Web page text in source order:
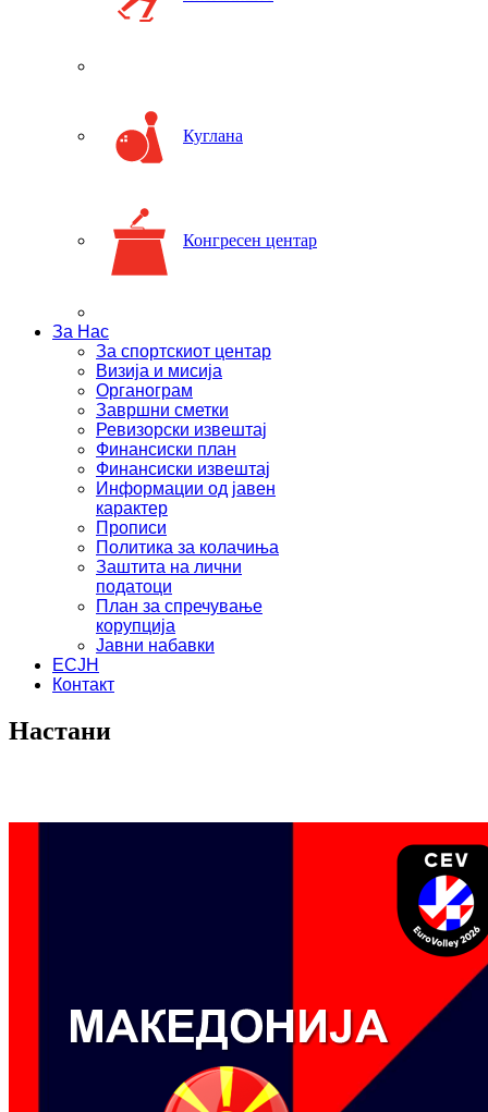
Куглана
Конгресен центар
За Нас
За спортскиот центар
Визија и мисија
Органограм
Завршни сметки
Ревизорски извештај
Финансиски план
Финансиски извештај
Информации од јавен
карактер
Прописи
Политика за колачиња
Заштита на лични
податоци
План за спречување
корупција
Јавни набавки
ЕСЈН
Контакт
Настани